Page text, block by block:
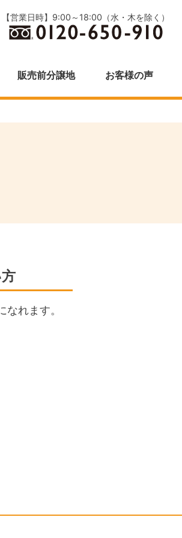
【営業日時】9:00～18:00（水・木を除く）
販売前分譲地 お客様の声
れます。